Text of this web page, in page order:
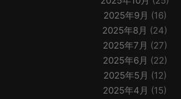
2025年9月 (16)
2025年8月 (24)
2025年7月 (27)
2025年6月 (22)
2025年5月 (12)
2025年4月 (15)